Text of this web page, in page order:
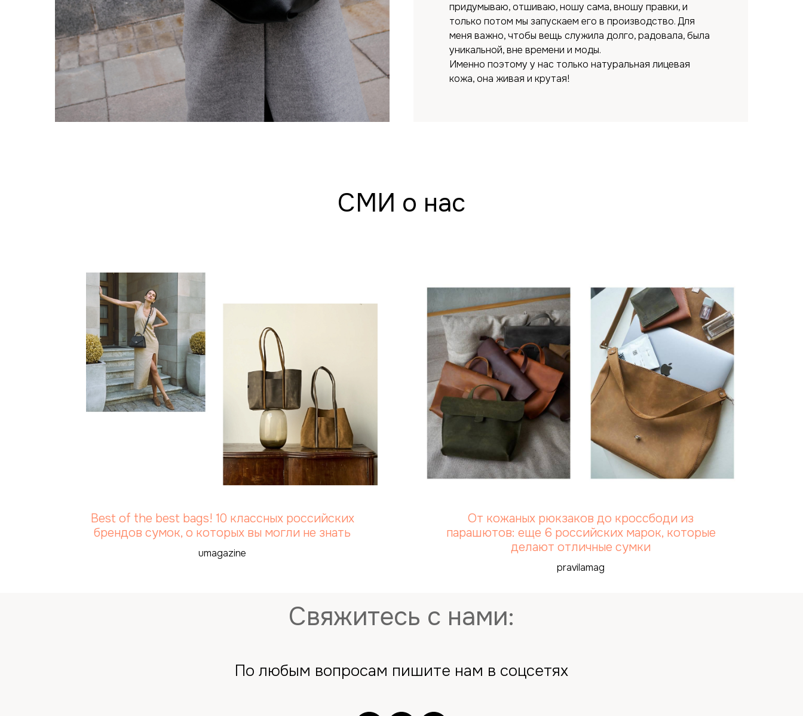
придумываю, отшиваю, ношу сама, вношу правки, и
только потом мы запускаем его в производство. Для
меня важно, чтобы вещь служила долго, радовала, была
уникальной, вне времени и моды.
Именно поэтому у нас только натуральная лицевая
кожа, она живая и крутая!
СМИ о нас
Best of the best bags! 10 классных российских
брендов сумок, о которых вы могли не знать
umagazine
От кожаных рюкзаков до кроссбоди из
парашютов: еще 6 российских марок, которые
делают отличные сумки
pravilamag
Свяжитесь с нами:
По любым вопросам пишите нам в соцсетях